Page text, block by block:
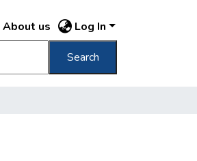
About us Log In
Search